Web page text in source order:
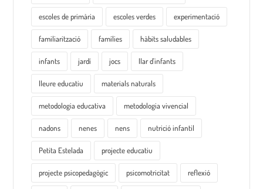
escoles de primària escoles verdes experimentació
familiarització famílies hàbits saludables
infants jardí jocs llar d'infants
lleure educatiu materials naturals
metodologia educativa metodologia vivencial
nadons nenes nens nutrició infantil
Petita Estelada projecte educatiu
projecte psicopedagògic psicomotricitat reflexió